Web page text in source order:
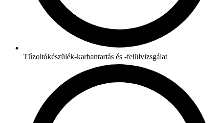
Tűzoltókészülék-karbantartás és -felülvizsgálat